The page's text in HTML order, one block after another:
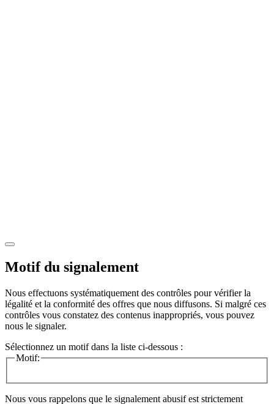
Motif du signalement
Nous effectuons systématiquement des contrôles pour vérifier la
légalité et la conformité des offres que nous diffusons. Si malgré ces
contrôles vous constatez des contenus inappropriés, vous pouvez
nous le signaler.
Sélectionnez un motif dans la liste ci-dessous :
Motif:
Nous vous rappelons que le signalement abusif est strictement